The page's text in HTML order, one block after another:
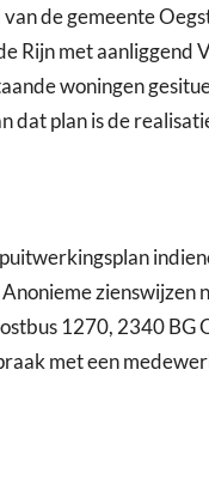
de gemeente
Rijn met aanliggend
woningen
plan is de
zienswijzen
1270, 2340
met een